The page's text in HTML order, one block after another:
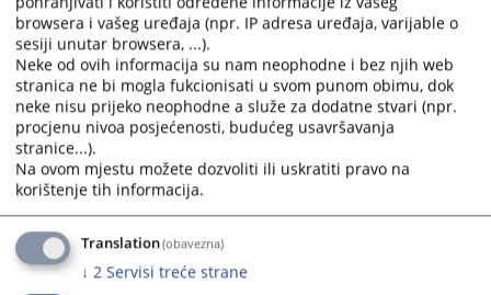
disciplinskim komisijama, vodi evidencije o njihovom
radu i donesenim odlukama, te objavljuje na internet stranici
Visokog sudskog i tužilačkog savjeta Bosne i Hercegovine informacije
o zakazanim ročištima i konačnim disciplinskim odlukama.
Više informacija o disciplinskim postupcima i odlukama
možete pronaći u pratećim dokumentima/linkovima:
409PREGLEDA
browsera i vašeg uređaja (npr. IP adresa uređaja, varijable o
sesiji unutar browsera, ...).
Neke od ovih informacija su nam neophodne i bez njih web
stranica ne bi mogla fukcionisati u svom punom obimu, dok
neke nisu prijeko neophodne a služe za dodatne stvari (npr.
procjenu nivoa posjećenosti, budućeg usavršavanja
stranice...).
Na ovom mjestu možete dozvoliti ili uskratiti pravo na
korištenje tih informacija.
Translation(obavezna)
↓ 2 Servisi treće strane